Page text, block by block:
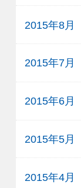
2015年8月
2015年7月
2015年6月
2015年5月
2015年4月